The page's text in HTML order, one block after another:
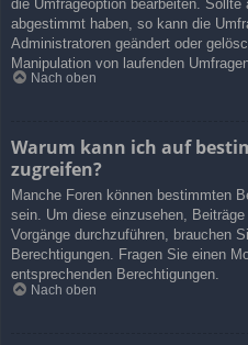
die Umfrageoption bearbeiten.
abgestimmt haben, so kann die
Administratoren geändert oder
Manipulation von laufenden
Nach oben
Warum kann ich auf
zugreifen?
Manche Foren können bestimmten
sein. Um diese einzusehen,
Vorgänge durchzuführen, brauchen
Berechtigungen. Fragen Sie einen
entsprechenden Berechtigungen.
Nach oben